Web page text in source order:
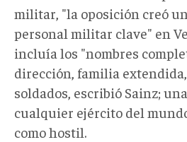
militar, "la oposición creó
personal militar clave" en
incluía los "nombres
dirección, familia extendida,
soldados, escribió Sainz;
cualquier ejército del
como hostil.